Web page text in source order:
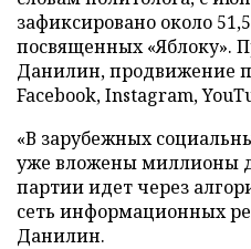
зафиксировано около
посвященных «Яблоку».
Данилин, продвижение
Facebook, Instagram,
«В зарубежных
уже вложены миллионы
партии идет через
сеть информационных
Данилин.